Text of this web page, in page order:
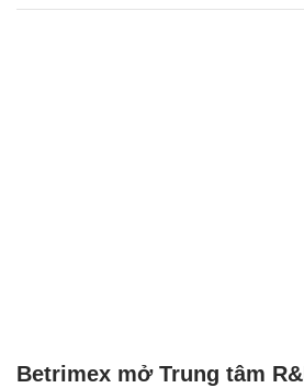
Betrimex mở Trung tâm